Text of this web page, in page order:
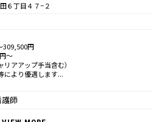
６丁目４７−２
309,500円
～
リアアップ手当含む）
により優遇します...
師